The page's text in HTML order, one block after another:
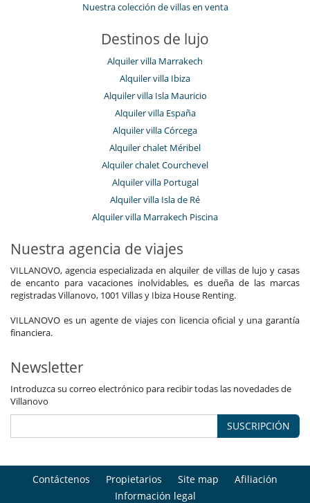
Nuestra colección de villas en venta
Destinos de lujo
Alquiler villa Marrakech
Alquiler villa Ibiza
Alquiler villa Isla Mauricio
Alquiler villa España
Alquiler villa Córcega
Alquiler chalet Méribel
Alquiler chalet Courchevel
Alquiler villa Portugal
Alquiler villa Isla de Ré
Alquiler villa Marrakech Piscina
Nuestra agencia de viajes
VILLANOVO, agencia especializada en alquiler de villas de lujo y casas
de encanto para vacaciones inolvidables, es dueña de las marcas
registradas Villanovo, 1001 Villas y Ibiza House Renting.
VILLANOVO es un agente de viajes con licencia oficial y una garantía
financiera.
Newsletter
Introduzca su correo electrónico para recibir todas las novedades de
Villanovo
SUSCRIPCIÓN
Contáctenos Propietarios Site map
Afiliación
Información legal